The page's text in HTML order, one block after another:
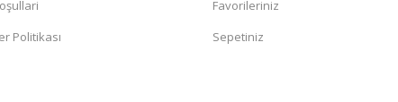
Politikası
Favorileriniz
Sepetiniz